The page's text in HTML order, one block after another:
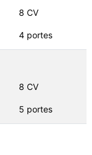
8 CV
4 portes
8 CV
5 portes